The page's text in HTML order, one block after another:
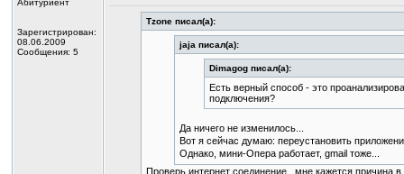
Абитуриент
Зарегистрирован:
08.06.2009
Сообщения: 5
Tzone писал(а):
jaja писал(а):
Dimagog писал(а):
Есть верный способ - это
подключения?
Да ничего не изменилось...
Вот я сейчас думаю: переустановить
Однако, мини-Опера работает, gmail тоже...
Проверь интернет соединение...мне кажется причина